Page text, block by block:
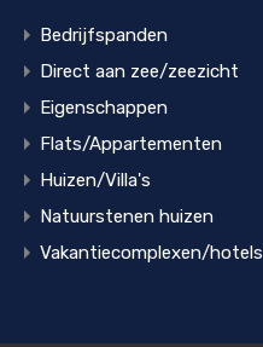
Bedrijfspanden
Direct aan zee/zeezicht
Eigenschappen
Flats/Appartementen
Huizen/Villa's
Natuurstenen huizen
Vakantiecomplexen/hotels